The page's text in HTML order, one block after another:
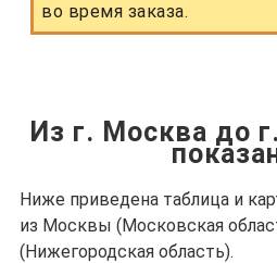
во время заказа.
Из г. Москва до
Ниже приведена таблица и
из Москвы (Московская
(Нижегородская область).